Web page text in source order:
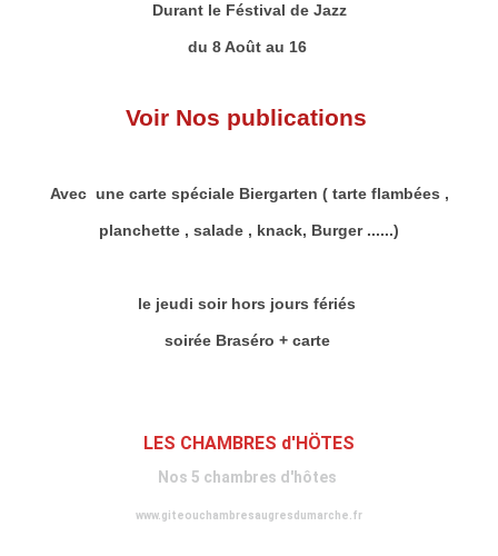
Durant le Féstival de Jazz
du 8 Août au 16
Voir Nos publications
Avec une carte spéciale Biergarten ( tarte flambées ,
planchette , salade , knack, Burger ......)
le jeudi soir hors jours fériés
soirée Braséro + carte
LES CHAMBRES d'HÖTES
Nos 5 chambres d'hôtes
www.giteouchambresaugresdumarche.fr